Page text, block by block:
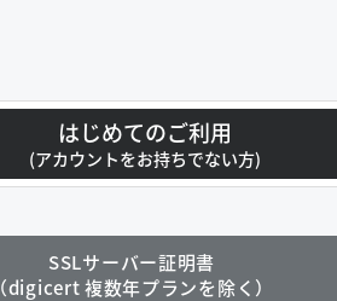
はじめてのご利用
(アカウントをお持ちでない方)
SSLサーバー証明書
（digicert 複数年プランを除く）